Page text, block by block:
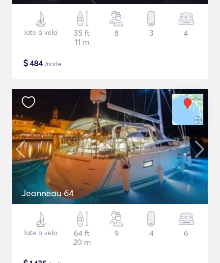
Iate à vela
35 ft
11 m
8 3 4
$484/noite
Jeanneau 64
Iate à vela
64 ft
20 m
9 4 6